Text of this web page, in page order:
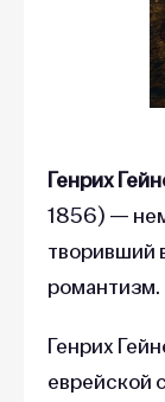
Генрих
1856) —
творивший
романтизм.
Генрих
еврейской